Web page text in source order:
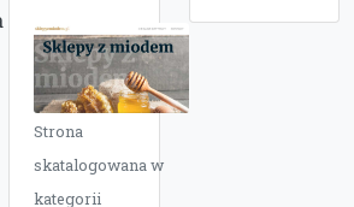
Strona
skatalogowana w
kategorii